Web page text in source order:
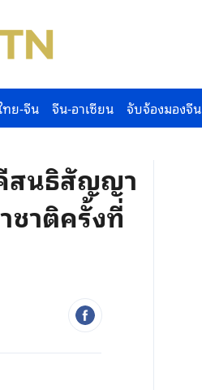
ย-จีน จีน-อาเซียน จับจ้องมองจีน
สนธิสัญญา
ชาติครั้งที่